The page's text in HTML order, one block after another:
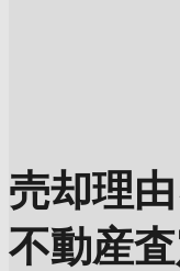
売却理
不動産